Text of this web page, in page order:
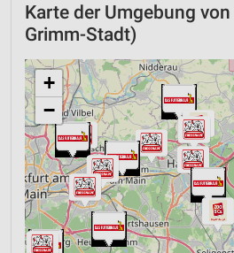
Karte der Umgebung
Grimm-Stadt)
+
−